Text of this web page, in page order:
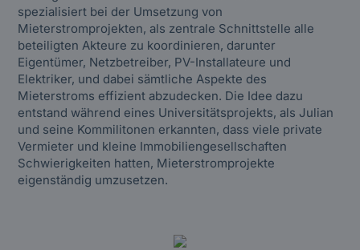
spezialisiert bei der Umsetzung von
Mieterstromprojekten, als zentrale Schnittstelle alle
beteiligten Akteure zu koordinieren, darunter
Eigentümer, Netzbetreiber, PV-Installateure und
Elektriker, und dabei sämtliche Aspekte des
Mieterstroms effizient abzudecken. Die Idee dazu
entstand während eines Universitätsprojekts, als Julian
und seine Kommilitonen erkannten, dass viele private
Vermieter und kleine Immobiliengesellschaften
Schwierigkeiten hatten, Mieterstromprojekte
eigenständig umzusetzen.